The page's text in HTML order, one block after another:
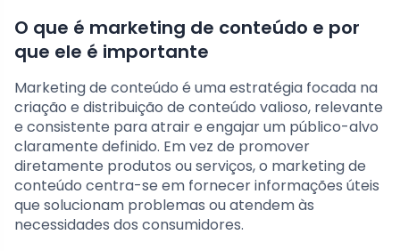
O que é marketing de conteúdo e por
que ele é importante
Marketing de conteúdo é uma estratégia focada na
criação e distribuição de conteúdo valioso, relevante
e consistente para atrair e engajar um público-alvo
claramente definido. Em vez de promover
diretamente produtos ou serviços, o marketing de
conteúdo centra-se em fornecer informações úteis
que solucionam problemas ou atendem às
necessidades dos consumidores.